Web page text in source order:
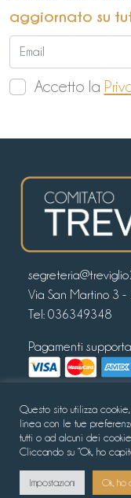
aggiornato su
Accetto la
Via San Martino 3 -
Tel: 036349348
Pagamenti
Seguici sui nostri
© Copyright 2022 -
Cookie policy
Questo sito utilizza
linea con le tue
tutti o ad alcuni dei cookie
Cliccando su “Ok, ho
Impostazioni Ok, ho